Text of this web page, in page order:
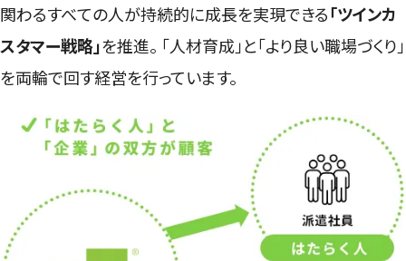
関わるすべての人が持続的に成長を実現できる「ツインカ
スタマー戦略」を推進。 「人材育成」と「より良い職場づくり」
を両輪で回す経営を行っています。